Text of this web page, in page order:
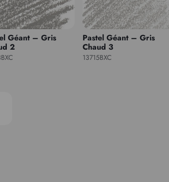
Géant – Gris
2
Pastel Géant – Gris
Chaud 3
13715BXC